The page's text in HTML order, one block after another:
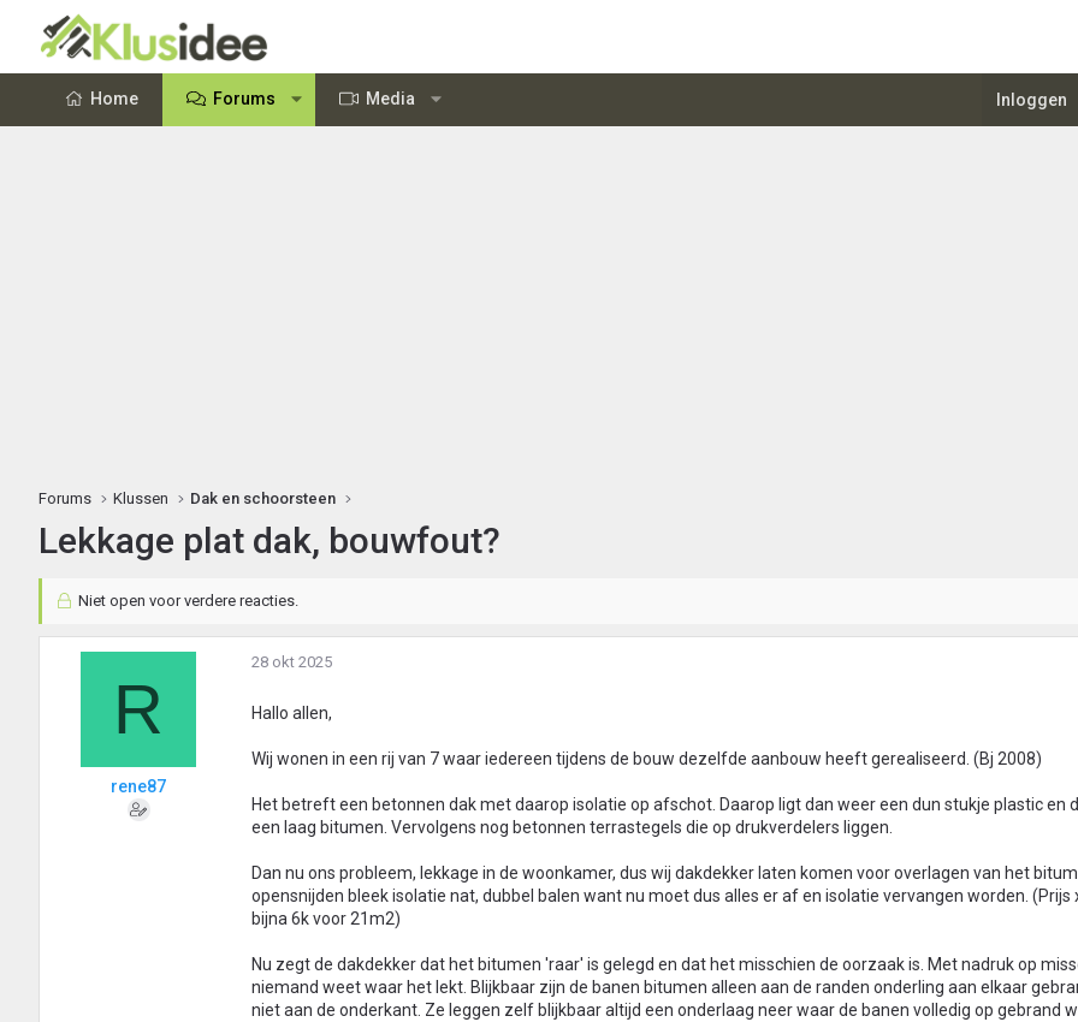
Home Forums Media Inloggen
Forums Klussen Dak en schoorsteen
Lekkage plat dak, bouwfout?
Niet open voor verdere reacties.
R
rene87
28 okt 2025
Hallo allen,
Wij wonen in een rij van 7 waar iedereen tijdens de bouw dezelfde aanbouw heeft gerealiseerd. (Bj 2008)
Het betreft een betonnen dak met daarop isolatie op afschot. Daarop ligt dan weer een dun stukje plastic en
een laag bitumen. Vervolgens nog betonnen terrastegels die op drukverdelers liggen.
Dan nu ons probleem, lekkage in de woonkamer, dus wij dakdekker laten komen voor overlagen van het
opensnijden bleek isolatie nat, dubbel balen want nu moet dus alles er af en isolatie vervangen worden. (Prijs
bijna 6k voor 21m2)
Nu zegt de dakdekker dat het bitumen 'raar' is gelegd en dat het misschien de oorzaak is. Met nadruk op
niemand weet waar het lekt. Blijkbaar zijn de banen bitumen alleen aan de randen onderling aan elkaar
niet aan de onderkant. Ze leggen zelf blijkbaar altijd een onderlaag neer waar de banen volledig op gebrand